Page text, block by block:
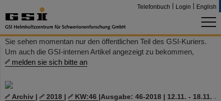
Telefonbuch Login English
Sie sehen momentan nur den öffentlichen Teil des GSI-Kuriers.
Um auch die GSI-internen Artikel angezeigt zu bekommen,
melden sie sich bitte an
Archiv | 2018 | KW:46 |Ausgabe: 46-2018 | 12.11. - 18.11.